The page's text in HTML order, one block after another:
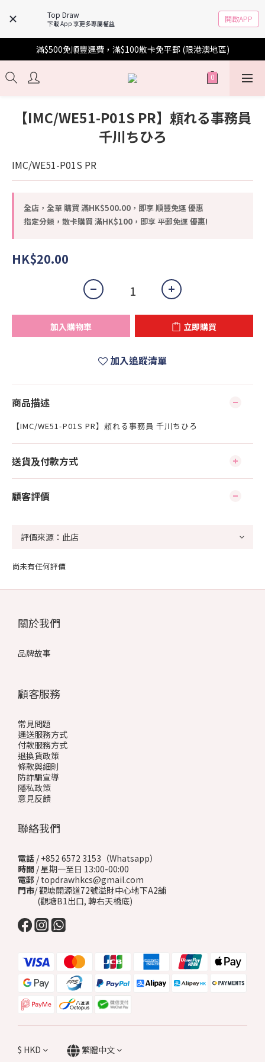
Top Draw
下載 App 享更多專屬權益 開啟APP
滿$500免順豐運費，滿$100散卡免平郵 (限港澳地區)
【IMC/WE51-P01S PR】頼れる事務員
千川ちひろ
IMC/WE51-P01S PR
全店，全單 購買 滿HK$500.00，即享 順豐免運 優惠
指定分類，散卡購買 滿HK$100，即享 平郵免運 優惠!
HK$20.00
加入購物車 立即購買
加入追蹤清單
商品描述
【IMC/WE51-P01S PR】頼れる事務員 千川ちひろ
送貨及付款方式
顧客評價
尚未有任何評價
關於我們
品牌故事
顧客服務
常見問題
運送服務方式
付款服務方式
退換貨政策
條款與細則
防詐騙宣導
隱私政策
意見反饋
聯絡我們
電話 / +852 6572 3153（Whatsapp）
時間 / 星期一至日 13:00-00:00
電郵 / topdrawhkcs@gmail.com
門市/ 觀塘開源道72號溢財中心地下A2舖
(觀塘B1出口, 轉右天橋底)
$ HKD 繁體中文